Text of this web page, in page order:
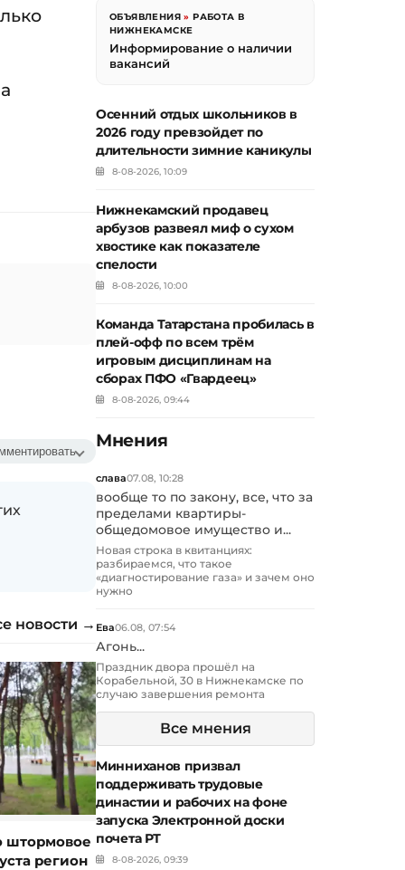
новости →
штормовое
регион
ОБЪЯВЛЕНИЯ »РАБОТА В
НИЖНЕКАМСКЕ
Информирование о наличии
вакансий
Осенний отдых школьников в
2026 году превзойдет по
длительности зимние каникулы
8-08-2026, 10:09
Нижнекамский продавец
арбузов развеял миф о сухом
хвостике как показателе
спелости
8-08-2026, 10:00
Команда Татарстана пробилась в
плей-офф по всем трём
игровым дисциплинам на
сборах ПФО «Гвардеец»
8-08-2026, 09:44
Мнения
слава07.08, 10:28
вообще то по закону, все, что за
пределами квартиры-
общедомовое имущество и...
Новая строка в квитанциях:
разбираемся, что такое
«диагностирование газа» и зачем оно
нужно
Ева06.08, 07:54
Агонь...
Праздник двора прошёл на
Корабельной, 30 в Нижнекамске по
случаю завершения ремонта
Все мнения
Минниханов призвал
поддерживать трудовые
династии и рабочих на фоне
запуска Электронной доски
почета РТ
8-08-2026, 09:39